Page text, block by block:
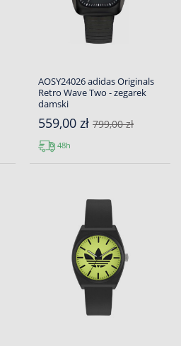
AOSY24026 adidas Originals
Retro Wave Two - zegarek
damski
559,00 zł 799,00 zł
48h